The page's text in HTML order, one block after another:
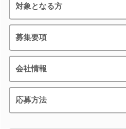
対象となる方
募集要項
会社情報
応募方法